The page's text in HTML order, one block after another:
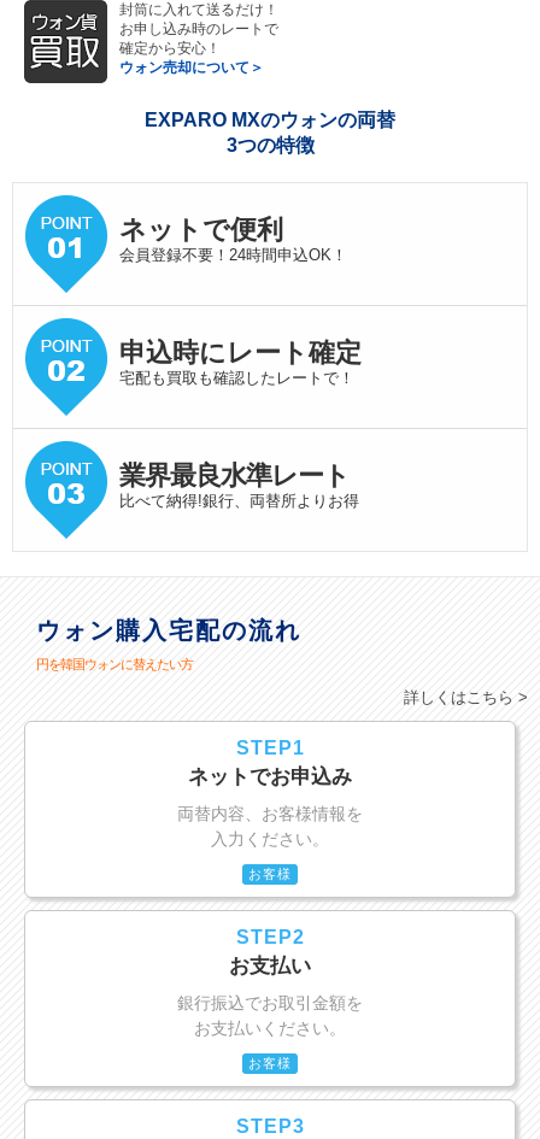
封筒に入れて送るだけ！
お申し込み時のレートで
確定から安心！
ウォン売却について＞
EXPARO MXのウォンの両替
3つの特徴
ネットで便利
会員登録不要！24時間申込OK！
申込時にレート確定
宅配も買取も確認したレートで！
業界最良水準レート
比べて納得!銀行、両替所よりお得
ウォン購入宅配の流れ
円を韓国ウォンに替えたい方
詳しくはこちら >
STEP1
ネットでお申込み
両替内容、お客様情報を
入力ください。
お客様
STEP2
お支払い
銀行振込でお取引金額を
お支払いください。
お客様
STEP3